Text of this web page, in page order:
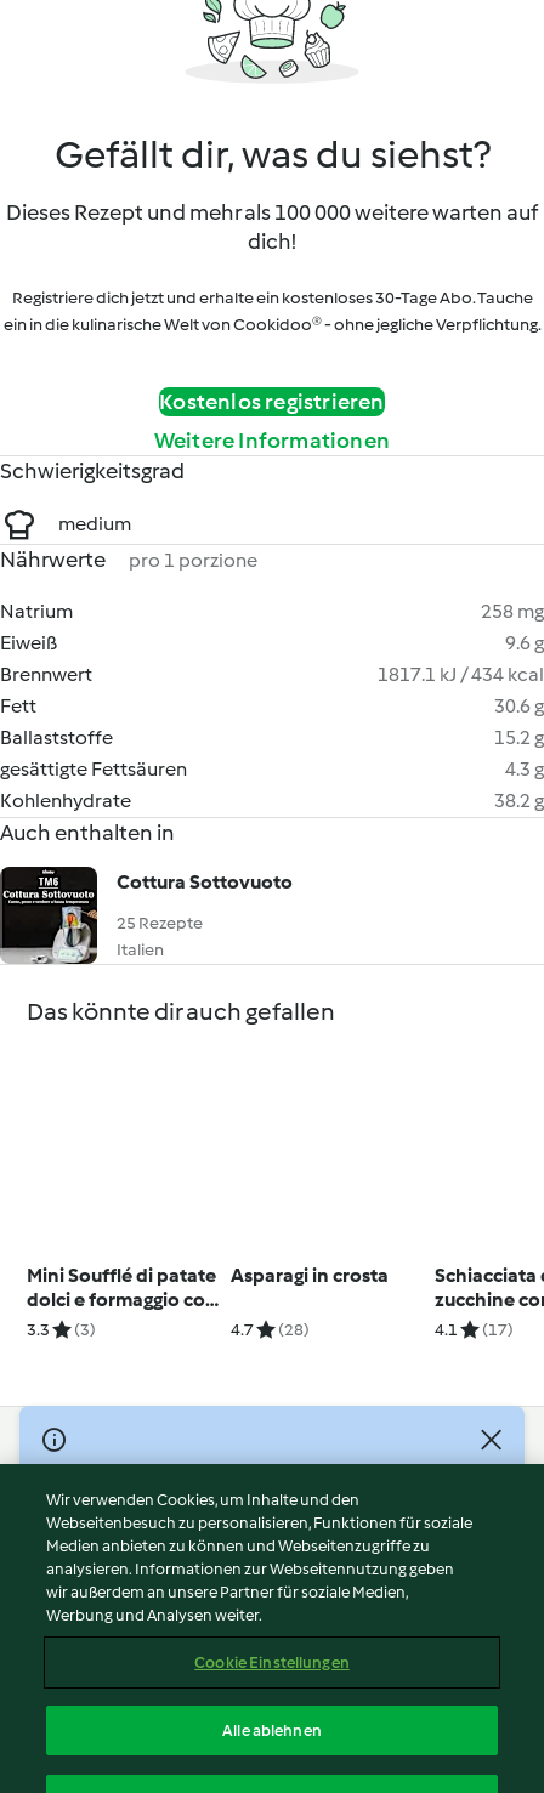
Gefällt dir, was du siehst?
Dieses Rezept und mehr als 100 000 weitere warten auf
dich!
Registriere dich jetzt und erhalte ein kostenloses 30-Tage Abo. Tauche
ein in die kulinarische Welt von Cookidoo® - ohne jegliche Verpflichtung.
Kostenlos registrieren
Weitere Informationen
Schwierigkeitsgrad
medium
Nährwerte pro 1 porzione
Natrium
258 mg
Eiweiß
9.6 g
Brennwert
1817.1 kJ / 434 kcal
Fett
30.6 g
Ballaststoffe
15.2 g
gesättigte Fettsäuren
4.3 g
Kohlenhydrate
38.2 g
Auch enthalten in
Cottura Sottovuoto
25 Rezepte
Italien
Das könnte dir auch gefallen
Mini Soufflé di patate
dolci e formaggio con
burro e salvia
3.3 (3)
Asparagi in crosta
4.7 (28)
Schiacciata
zucchine
allo yogurt
4.1 (17)
© Copyright 2026
Nutzungsbedingungen
Datenschutzrichtlinien
Disclaimer
Impressum
Cookies
Abo kündigen
Erklärung zur Barrierefreiheit
Wir verwenden Cookies, um Inhalte und den
Webseitenbesuch zu personalisieren, Funktionen für soziale
Medien anbieten zu können und Webseitenzugriffe zu
analysieren. Informationen zur Webseitennutzung geben
wir außerdem an unsere Partner für soziale Medien,
Werbung und Analysen weiter.
Cookie Einstellungen
Alle ablehnen